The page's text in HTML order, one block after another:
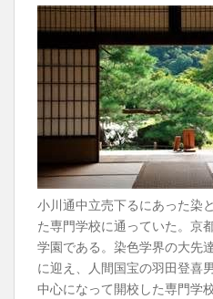
小川通中立売下るにあった染
た専門学校に通っていた。京
学園である。染色学界の大先
に迎え、人間国宝の羽田登喜
中心になって開校した専門学